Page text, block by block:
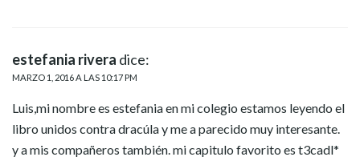
estefania rivera dice:
MARZO 1, 2016 A LAS 10:17 PM
Luis,mi nombre es estefania en mi colegio estamos leyendo el
libro unidos contra dracúla y me a parecido muy interesante.
y a mis compañeros también. mi capitulo favorito es t3cadl*